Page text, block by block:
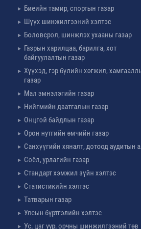
Биеийн тамир, спортын газар
Шүүх шинжилгээний хэлтэс
Боловсрол, шинжлэх ухааны газар
Газрын харилцаа, барилга, хот
байгуулалтын газар
Хүүхэд, гэр бүлийн хөгжил,
газар
Мал эмнэлэгийн газар
Нийгмийн даатгалын газар
Онцгой байдлын газар
Орон нутгийн өмчийн газар
Санхүүгийн хяналт, дотоод аудитын
Соёл, урлагийн газар
Стандарт хэмжил зүйн хэлтэс
Статистикийн хэлтэс
Татварын газар
Улсын бүртгэлийн хэлтэс
Ус, цаг уур, орчны шинжилгээний төв